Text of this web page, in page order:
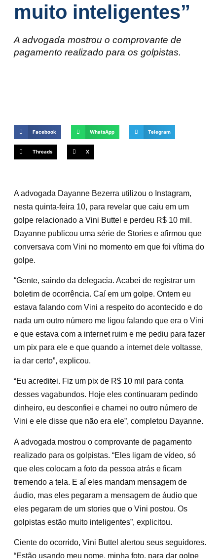
muito inteligentes”
A advogada mostrou o comprovante de
pagamento realizado para os golpistas.
Facebook WhatsApp Telegram
Threads X
A advogada Dayanne Bezerra utilizou o Instagram,
nesta quinta-feira 10, para revelar que caiu em um
golpe relacionado a Vini Buttel e perdeu R$ 10 mil.
Dayanne publicou uma série de Stories e afirmou que
conversava com Vini no momento em que foi vítima do
golpe.
“Gente, saindo da delegacia. Acabei de registrar um
boletim de ocorrência. Caí em um golpe. Ontem eu
estava falando com Vini a respeito do acontecido e do
nada um outro número me ligou falando que era o Vini
e que estava com a internet ruim e me pediu para fazer
um pix para ele e que quando a internet dele voltasse,
ia dar certo”, explicou.
“Eu acreditei. Fiz um pix de R$ 10 mil para conta
desses vagabundos. Hoje eles continuaram pedindo
dinheiro, eu desconfiei e chamei no outro número de
Vini e ele disse que não era ele”, completou Dayanne.
A advogada mostrou o comprovante de pagamento
realizado para os golpistas. “Eles ligam de vídeo, só
que eles colocam a foto da pessoa atrás e ficam
tremendo a tela. E aí eles mandam mensagem de
áudio, mas eles pegaram a mensagem de áudio que
eles pegaram de um stories que o Vini postou. Os
golpistas estão muito inteligentes”, explicitou.
Ciente do ocorrido, Vini Buttel alertou seus seguidores.
“Estão usando meu nome, minha foto, para dar golpe